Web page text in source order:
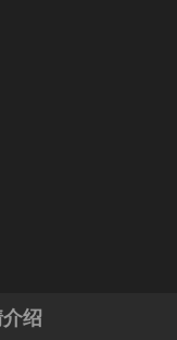
绍